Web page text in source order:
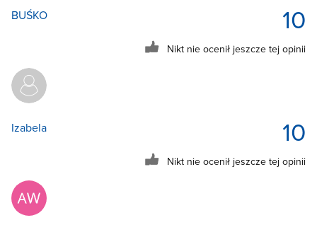
10
BUŚKO
Nikt nie ocenił jeszcze tej opinii
10
Izabela
Nikt nie ocenił jeszcze tej opinii